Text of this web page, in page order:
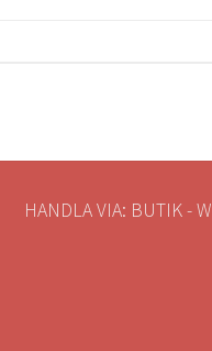
HANDLA VIA: BUTIK -